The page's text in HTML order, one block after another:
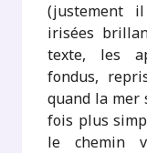
(justement
irisées
texte, les
fondus,
quand la mer
fois plus
le chemin